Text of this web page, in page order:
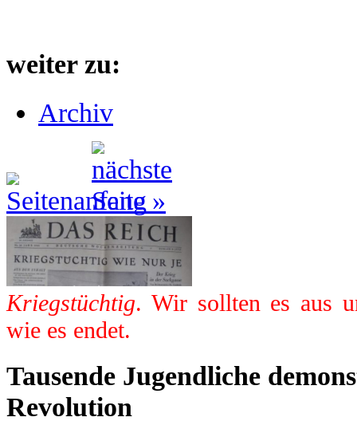
weiter zu:
Archiv
Kriegstüchtig. Wir sollten es aus
wie es endet.
Tausende Jugendliche
Revolution